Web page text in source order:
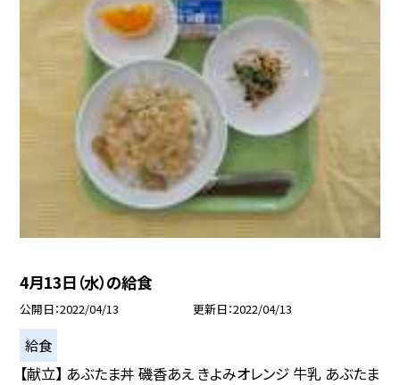
4月13日（水）の給食
公開日 2022/04/13 更新日 2022/04/13
給食
【献立】 あぶたま丼 磯香あえ きよみオレンジ 牛乳 あぶたま